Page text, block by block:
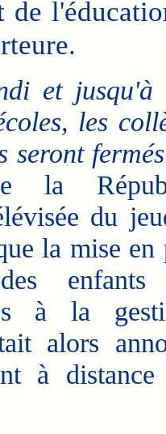
de
et jusqu'à
les
seront
la
du
la mise en
enfants
à la
alors
à